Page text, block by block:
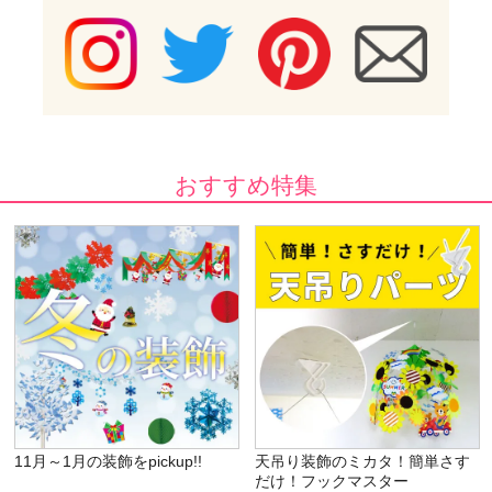
おすすめ特集
11月～1月の装飾をpickup!!
天吊り装飾のミカタ！簡単さす
だけ！フックマスター